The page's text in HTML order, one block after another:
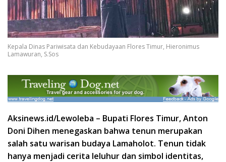
Kepala Dinas Pariwisata dan Kebudayaan Flores Timur, Hieronimus
Lamawuran, S.Sos
Aksinews.id/Lewoleba – Bupati Flores Timur, Anton
Doni Dihen menegaskan bahwa tenun merupakan
salah satu warisan budaya Lamaholot. Tenun tidak
hanya menjadi cerita leluhur dan simbol identitas,